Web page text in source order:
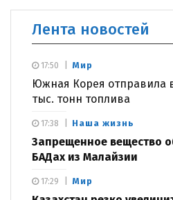
Лента новостей
Мир
Южная Корея отправила
тыс. тонн топлива
17:50
Наша жизнь
Запрещенное вещество
БАДах из Малайзии
17:38
Мир
17:29